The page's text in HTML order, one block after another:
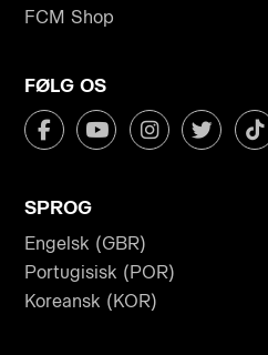
FCM Shop
FØLG OS
SPROG
Engelsk (GBR)
Portugisisk (POR)
Koreansk (KOR)